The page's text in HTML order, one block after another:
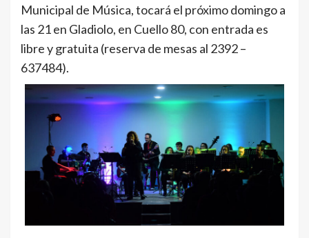
Municipal de Música, tocará el próximo domingo a
las 21 en Gladiolo, en Cuello 80, con entrada es
libre y gratuita (reserva de mesas al 2392 –
637484).